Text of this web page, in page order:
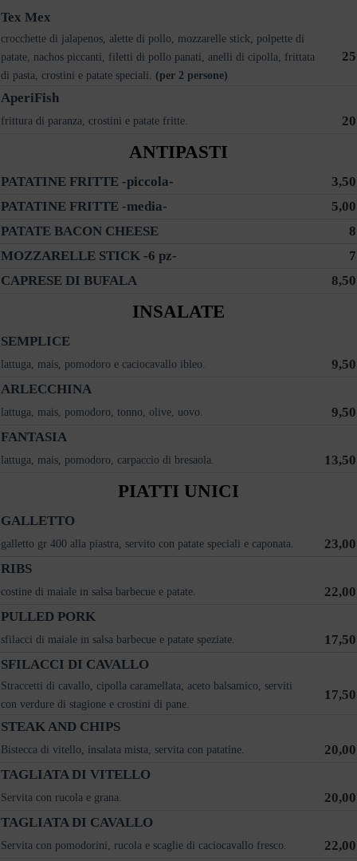
Tex Mex
crocchette di jalapenos, alette di pollo, mozzarelle stick, polpette di
patate, nachos piccanti, filetti di pollo panati, anelli di cipolla, frittata
di pasta, crostini e patate speciali.
(per 2 persone)
25
AperiFish
frittura di paranza, crostini e patate fritte. 20
ANTIPASTI
PATATINE FRITTE -piccola-
3,50
PATATINE FRITTE -media-
5,00
PATATE BACON CHEESE
8
MOZZARELLE STICK -6 pz-
7
CAPRESE DI BUFALA
8,50
INSALATE
SEMPLICE
lattuga, mais, pomodoro e caciocavallo ibleo.
9,50
ARLECCHINA
lattuga, mais, pomodoro, tonno, olive, uovo.
9,50
FANTASIA
lattuga, mais, pomodoro, carpaccio di bresaola. 13,50
PIATTI UNICI
GALLETTO
galletto gr 400 alla piastra, servito con patate speciali e caponata.
23,00
RIBS
costine di maiale in salsa barbecue e patate.
22,00
PULLED PORK
sfilacci di maiale in salsa barbecue e patate speziate.
17,50
SFILACCI DI CAVALLO
Straccetti di cavallo, cipolla caramellata, aceto balsamico, serviti
con verdure di stagione e crostini di pane.
17,50
STEAK AND CHIPS
Bistecca di vitello, insalata mista, servita con patatine.
20,00
TAGLIATA DI VITELLO
Servita con rucola e grana.
20,00
TAGLIATA DI CAVALLO
Servita con pomodorini, rucola e scaglie di caciocavallo fresco.
22,00